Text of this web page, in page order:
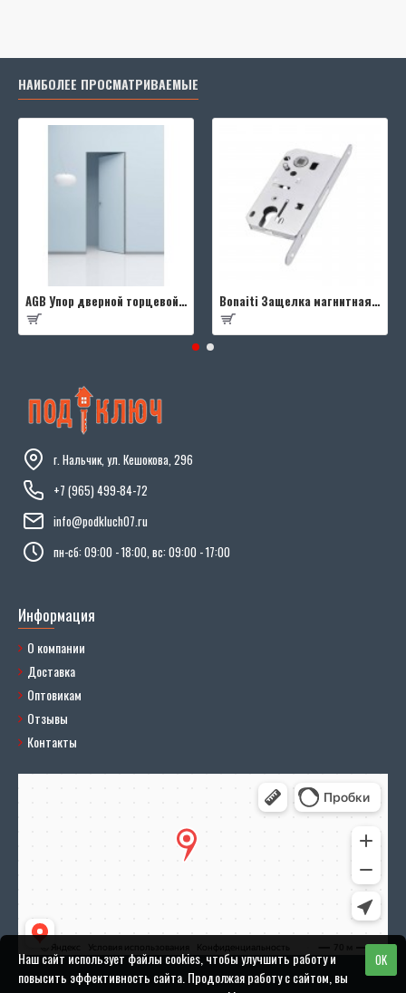
НАИБОЛЕЕ ПРОСМАТРИВАЕМЫЕ
AGB Упор дверной торцевой D003201593 (черный) Bonaiti Защелка магнитная B-FOURTY MATT CROME под цилиндр с отв.планкой 190 мм, матовый хром
г. Нальчик, ул. Кешокова, 296
+7 (965) 499-84-72
info@podkluch07.ru
пн-сб: 09:00 - 18:00, вс: 09:00 - 17:00
Информация
О компании
Доставка
Оптовикам
Отзывы
Контакты
OK
Наш сайт использует файлы cookies, чтобы улучшить работу и
повысить эффективность сайта. Продолжая работу с сайтом, вы